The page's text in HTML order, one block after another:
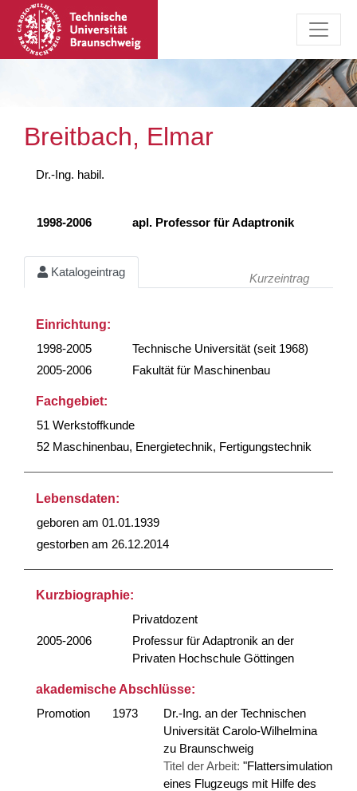
Breitbach, Elmar
Dr.-Ing. habil.
1998-2006 apl. Professor für Adaptronik
Katalogeintrag Kurzeintrag
Einrichtung:
1998-2005
Technische Universität (seit 1968)
2005-2006
Fakultät für Maschinenbau
Fachgebiet:
51 Werkstoffkunde
52 Maschinenbau, Energietechnik, Fertigungstechnik
Lebensdaten:
geboren am 01.01.1939
gestorben am 26.12.2014
Kurzbiographie:
Privatdozent
2005-2006
Professur für Adaptronik an der
Privaten Hochschule Göttingen
akademische Abschlüsse:
Promotion
1973
Dr.-Ing. an der Technischen
Universität Carolo-Wilhelmina
zu Braunschweig
Titel der Arbeit: "Flattersimulation
eines Flugzeugs mit Hilfe des